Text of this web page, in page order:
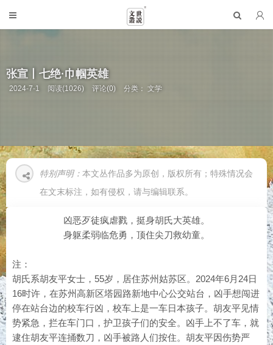
张宣丨七绝·巾帼英雄
2024-7-1 阅读(1026) 评论(0) 分类：文学
特别声明： 本文丛作品多为原创，版权所有；特殊情况会
在文末标注，如有侵权，请与编辑联系。
凶恶歹徒疯虐戮，挺身胡氏大英雄。
身躯柔弱临危勇，顶住尖刀救幼童。
注：
胡氏系胡友平女士，55岁，居住苏州姑苏区。2024年6月24日
16时许，在苏州高新区塔园路新地中心公交站台，凶手想闯进
停在站台边的校车行凶，校车上是一车日本孩子。胡友平见情
势紧急，拦在车门口，护卫孩子们的安全。凶手上不了车，就
逮住胡友平连捅数刀，凶手被路人们按住。胡友平因伤势严